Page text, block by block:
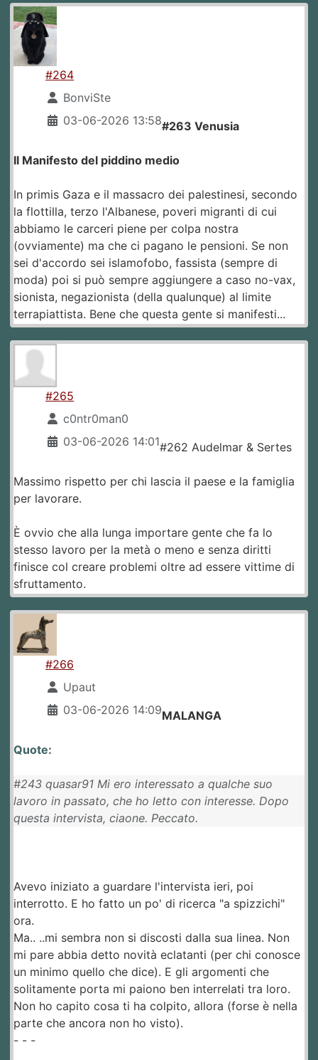
#264
BonviSte
03-06-2026 13:58#263 Venusia
Il Manifesto del piddino medio
In primis Gaza e il massacro dei palestinesi, secondo
la flottilla, terzo l'Albanese, poveri migranti di cui
abbiamo le carceri piene per colpa nostra
(ovviamente) ma che ci pagano le pensioni. Se non
sei d'accordo sei islamofobo, fassista (sempre di
moda) poi si può sempre aggiungere a caso no-vax,
sionista, negazionista (della qualunque) al limite
terrapiattista. Bene che questa gente si manifesti...
#265
c0ntr0man0
03-06-2026 14:01#262 Audelmar & Sertes
Massimo rispetto per chi lascia il paese e la famiglia
per lavorare.
È ovvio che alla lunga importare gente che fa lo
stesso lavoro per la metà o meno e senza diritti
finisce col creare problemi oltre ad essere vittime di
sfruttamento.
#266
Upaut
03-06-2026 14:09MALANGA
Quote:
#243 quasar91 Mi ero interessato a qualche suo
lavoro in passato, che ho letto con interesse. Dopo
questa intervista, ciaone. Peccato.
Avevo iniziato a guardare l'intervista ieri, poi
interrotto. E ho fatto un po' di ricerca "a spizzichi"
ora.
Ma.. ..mi sembra non si discosti dalla sua linea. Non
mi pare abbia detto novità eclatanti (per chi conosce
un minimo quello che dice). E gli argomenti che
solitamente porta mi paiono ben interrelati tra loro.
Non ho capito cosa ti ha colpito, allora (forse è nella
parte che ancora non ho visto).
- - -